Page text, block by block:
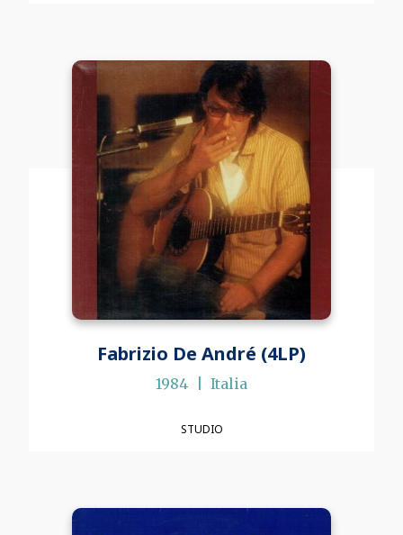
Fabrizio De André (4LP)
1984 Italia
STUDIO